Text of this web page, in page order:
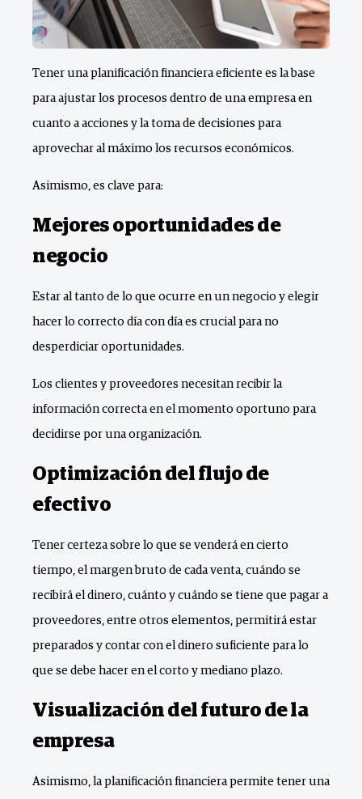
Tener una planificación financiera eficiente es la base
para ajustar los procesos dentro de una empresa en
cuanto a acciones y la toma de decisiones para
aprovechar al máximo los recursos económicos.
Asimismo, es clave para:
Mejores oportunidades de
negocio
Estar al tanto de lo que ocurre en un negocio y elegir
hacer lo correcto día con día es crucial para no
desperdiciar oportunidades.
Los clientes y proveedores necesitan recibir la
información correcta en el momento oportuno para
decidirse por una organización.
Optimización del flujo de
efectivo
Tener certeza sobre lo que se venderá en cierto
tiempo, el margen bruto de cada venta, cuándo se
recibirá el dinero, cuánto y cuándo se tiene que pagar a
proveedores, entre otros elementos, permitirá estar
preparados y contar con el dinero suficiente para lo
que se debe hacer en el corto y mediano plazo.
Visualización del futuro de la
empresa
Asimismo, la planificación financiera permite tener una